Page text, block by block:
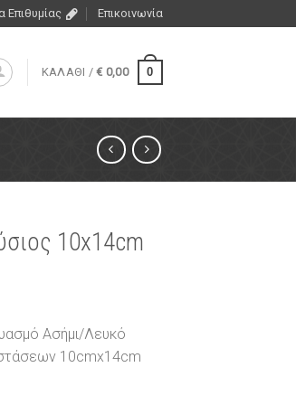
Επιθυμίας Επικοινωνία
ΚΑΛΑΘΙ /€ 0,00 0
10x14cm
Ασήμι/Λευκό
10cmx14cm